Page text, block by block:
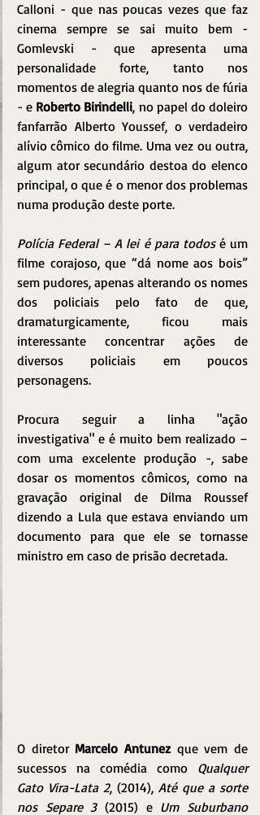
Calloni - que nas poucas vezes que faz
cinema sempre se sai muito bem -
Gomlevski - que apresenta uma
personalidade forte, tanto nos
momentos de alegria quanto nos de fúria
- e Roberto Birindelli, no papel do doleiro
fanfarrão Alberto Youssef, o verdadeiro
alívio cômico do filme. Uma vez ou outra,
algum ator secundário destoa do elenco
principal, o que é o menor dos problemas
numa produção deste porte.
Polícia Federal – A lei é para todos é um
filme corajoso, que “dá nome aos bois”
sem pudores, apenas alterando os nomes
dos policiais pelo fato de que,
dramaturgicamente, ficou mais
interessante concentrar ações de
diversos policiais em poucos
personagens.
Procura seguir a linha "ação
investigativa" e é muito bem realizado –
com uma excelente produção -, sabe
dosar os momentos cômicos, como na
gravação original de Dilma Roussef
dizendo a Lula que estava enviando um
documento para que ele se tornasse
ministro em caso de prisão decretada.
O diretor Marcelo Antunez que vem de
sucessos na comédia como Qualquer
Gato Vira-Lata 2, (2014), Até que a sorte
nos Separe 3 (2015) e Um Suburbano